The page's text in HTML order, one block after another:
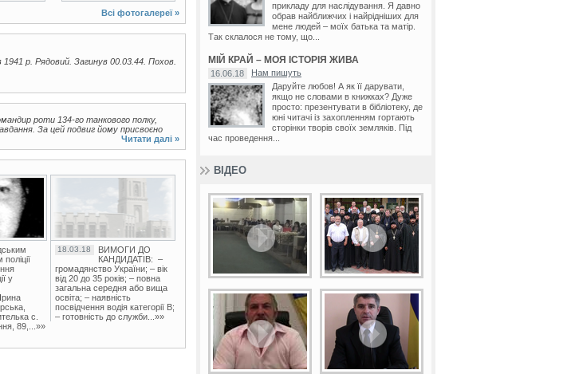
Всі фотогалереї »
1941 р. Рядовий. Загинув 00.03.44. Похов.
роти 134-го танкового полку,
За цей подвиг йому присвоєно
Читати далі »
поліції
у
с.
89,...»»
18.03.18
ВИМОГИ ДО
КАНДИДАТІВ: –
громадянство України; – вік
від 20 до 35 років; – повна
загальна середня або вища
освіта; – наявність
посвідчення водія категорії В;
– готовність до служби...»»
прикладу для наслідування. Я давно
обрав найближчих і найрідніших для
мене людей – моїх батька та матір.
Так склалося не тому, що...
МІЙ КРАЙ – МОЯ ІСТОРІЯ ЖИВА
16.06.18
Нам пишуть
Даруйте любов! А як її дарувати,
якщо не словами в книжках? Дуже
просто: презентувати в бібліотеку, де
юні читачі із захопленням гортають
сторінки творів своїх земляків. Під
час проведення...
ВІДЕО